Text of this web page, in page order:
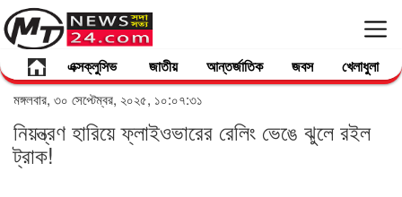
এক্সক্লুসিভ জাতীয় আন্তর্জাতিক জবস খেলাধুলা
মঙ্গলবার, ৩০ সেপ্টেম্বর, ২০২৫, ১০:০৭:৩১
নিয়ন্ত্রণ হারিয়ে ফ্লাইওভারের রেলিং ভেঙে ঝুলে রইল
ট্রাক!